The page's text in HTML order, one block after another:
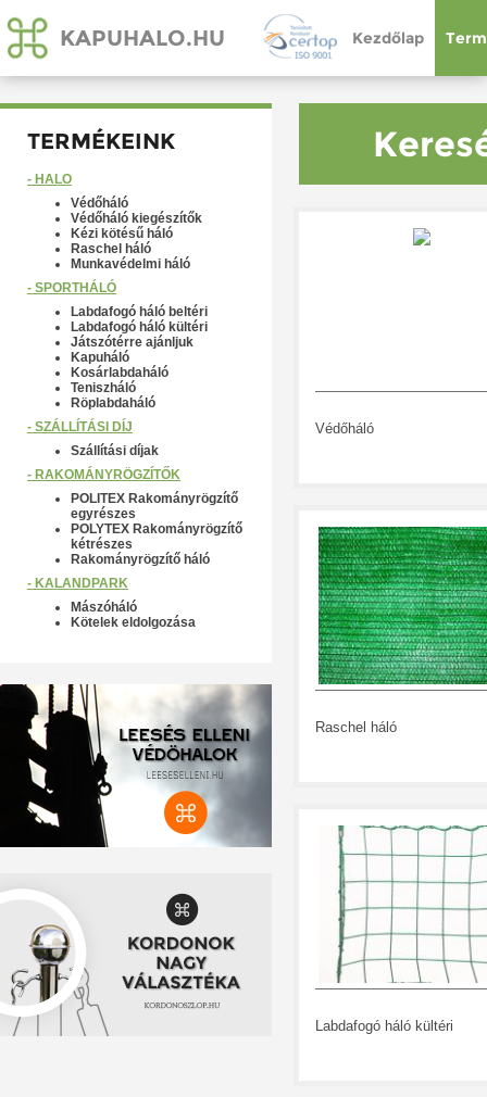
KAPUHALO.HU Kezdőlap
TERMÉKEINK
- HÁLÓ
Védőháló
Védőháló kiegészítők
Kézi kötésű háló
Raschel háló
Munkavédelmi háló
- SPORTHÁLÓ
Labdafogó háló beltéri
Labdafogó háló kültéri
Játszótérre ajánljuk
Kapuháló
Kosárlabdaháló
Teniszháló
Röplabdaháló
- SZÁLLÍTÁSI DÍJ
Szállítási díjak
- RAKOMÁNYRÖGZÍTŐK
POLITEX Rakományrögzítő
egyrészes
POLYTEX Rakományrögzítő
kétrészes
Rakományrögzítő háló
- KALANDPARK
Mászóháló
Kötelek eldolgozása
Védőháló
Raschel háló
Labdafogó háló kültéri